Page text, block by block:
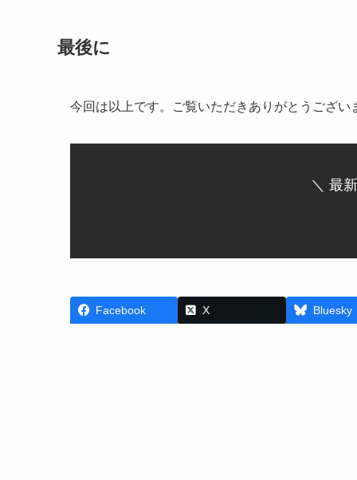
最後に
今回は以上です。ご覧いただきありがとうござい
＼ 最
Facebook X Bluesky